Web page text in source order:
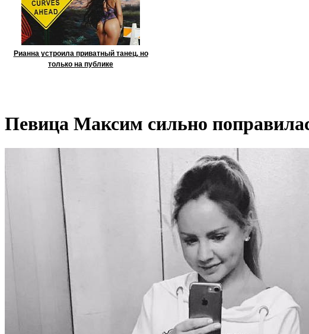
Рианна устроила приватный танец, но
только на публике
Певица Максим сильно